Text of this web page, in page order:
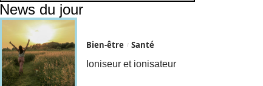
News du jour
Bien-être Santé
Ioniseur et ionisateur